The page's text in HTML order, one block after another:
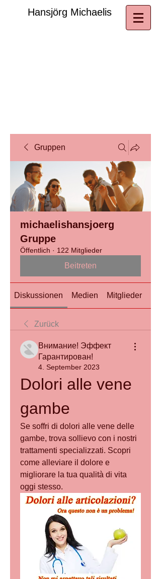
​Hansjörg Michaelis
Gruppen
michaelishansjoerg
Gruppe
Öffentlich · 122 Mitglieder
Beitreten
Diskussionen Medien Mitglieder
Zurück
Внимание! Эффект
Гарантирован!
4. September 2023
Dolori alle vene
gambe
Se soffri di dolori alle vene delle
gambe, trova sollievo con i nostri
trattamenti specializzati. Scopri
come alleviare il dolore e
migliorare la tua qualità di vita
oggi stesso.